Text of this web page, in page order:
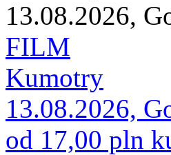
13.08.2026,
FILM
Kumotry
13.08.2026,
od 17,00 pln